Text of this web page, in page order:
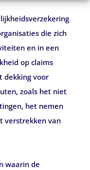
die zich
en in een
op claims
dekking voor
zoals het niet
het nemen
verstrekken van
waarin de